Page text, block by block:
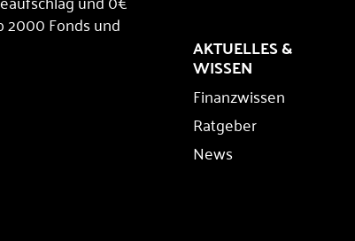
Fonds und
AKTUELLES &
WISSEN
Finanzwissen
Ratgeber
News